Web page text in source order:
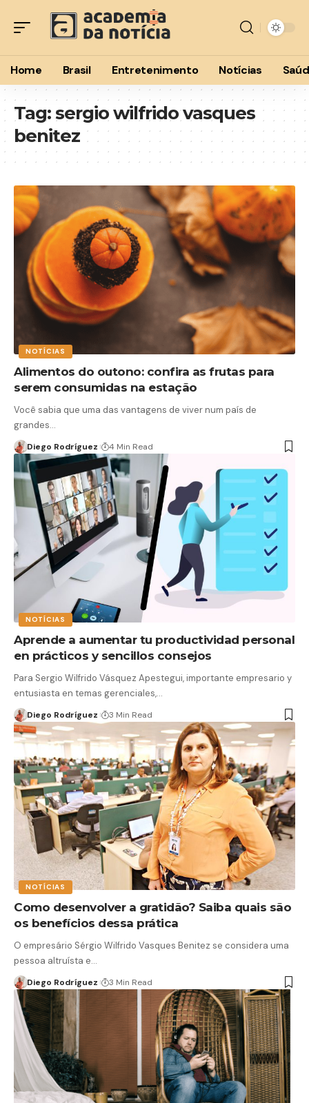
Home Brasil Entretenimento Notícias
Tag:sergio wilfrido vasques
benitez
NOTÍCIAS
Alimentos do outono: confira as frutas para
serem consumidas na estação
Você sabia que uma das vantagens de viver num país de
grandes…
Diego Rodríguez 4 Min Read
NOTÍCIAS
Aprende a aumentar tu productividad personal
en prácticos y sencillos consejos
Para Sergio Wilfrido Vásquez Apestegui, importante empresario y
entusiasta en temas gerenciales,…
Diego Rodríguez 3 Min Read
NOTÍCIAS
Como desenvolver a gratidão? Saiba quais são
os benefícios dessa prática
O empresário Sérgio Wilfrido Vasques Benitez se considera uma
pessoa altruísta e…
Diego Rodríguez 3 Min Read